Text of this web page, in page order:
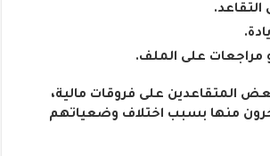
التقاعد.
مراجعات على الملف.
المتقاعدين على فروقات مالية،
منها بسبب اختلاف وضعياتهم